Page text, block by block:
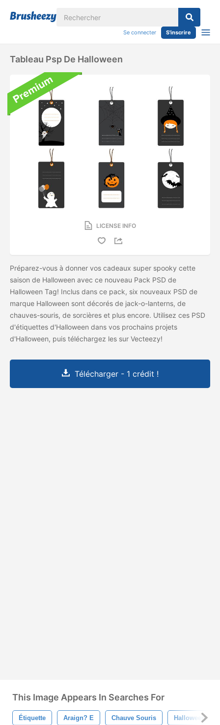
Se connecter S'inscrire
Tableau Psp De Halloween
LICENSE INFO
Préparez-vous à donner vos cadeaux super spooky cette
saison de Halloween avec ce nouveau Pack PSD de
Halloween Tag! Inclus dans ce pack, six nouveaux PSD de
marque Halloween sont décorés de jack-o-lanterns, de
chauves-souris, de sorcières et plus encore. Utilisez ces PSD
d'étiquettes d'Halloween dans vos prochains projets
d'Halloween, puis téléchargez les sur Vecteezy!
Télécharger - 1 crédit !
This Image Appears In Searches For
Étiquette Araign? E Chauve Souris Halloween